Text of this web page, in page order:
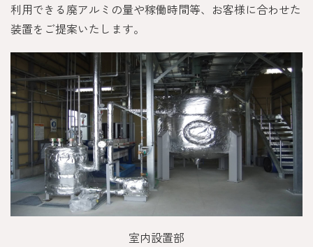
利用できる廃アルミの量や稼働時間等、お客様に合わせた
装置をご提案いたします。
室内設置部